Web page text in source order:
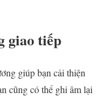
giao tiếp
giúp bạn cải thiện
cũng có thể ghi âm lại